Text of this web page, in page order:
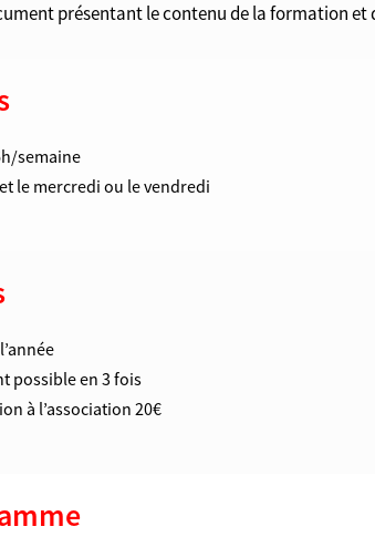
présentant le contenu de la formation
semaine
le mercredi ou le vendredi
possible en 3 fois
à l’association 20€